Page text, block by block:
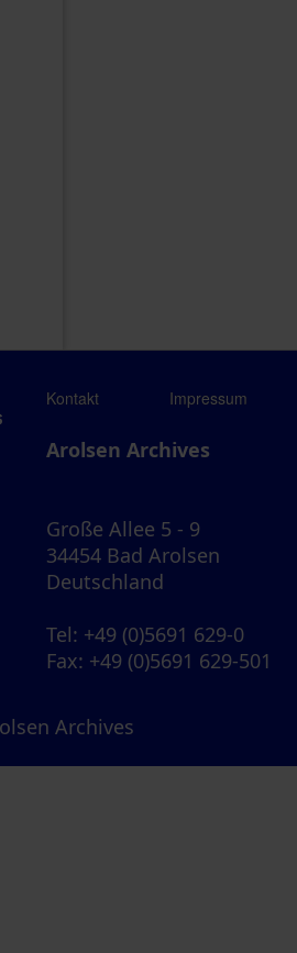
Kontakt Impressum
Arolsen Archives
Große Allee 5 - 9
34454 Bad Arolsen
Deutschland
Tel: +49 (0)5691 629-0
Fax: +49 (0)5691 629-501
Archives